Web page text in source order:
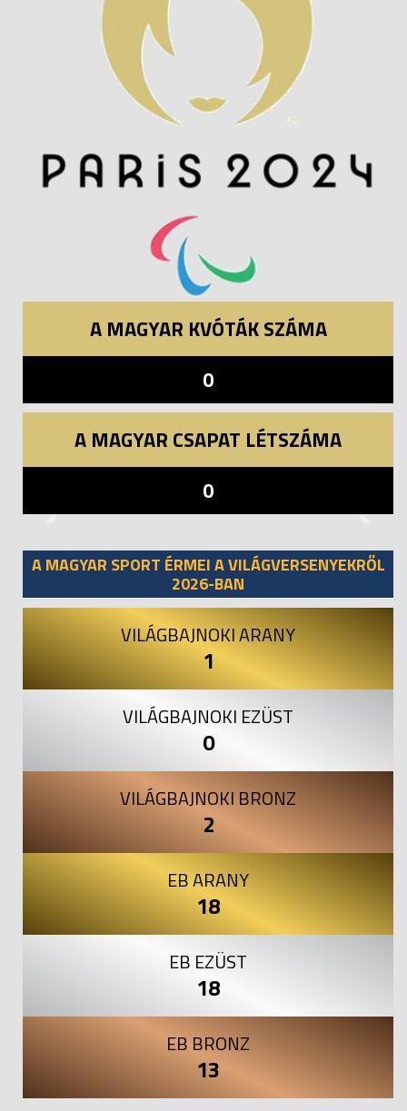
A MAGYAR KVÓTÁK SZÁMA
0
A MAGYAR CSAPAT LÉTSZÁMA
0
A MAGYAR SPORT ÉRMEI A VILÁGVERSENYEKRŐL
2026-BAN
VILÁGBAJNOKI ARANY
1
VILÁGBAJNOKI EZÜST
0
VILÁGBAJNOKI BRONZ
2
EB ARANY
18
EB EZÜST
18
EB BRONZ
13